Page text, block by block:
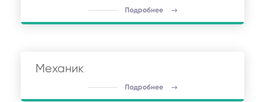
Подробнее
Механик
Подробнее